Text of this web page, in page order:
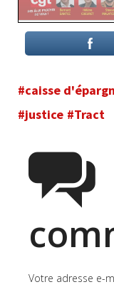
#caisse
#justice #Tract
Votre adresse e-